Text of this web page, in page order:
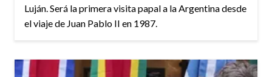
Luján. Será la primera visita papal a la Argentina desde
el viaje de Juan Pablo II en 1987.